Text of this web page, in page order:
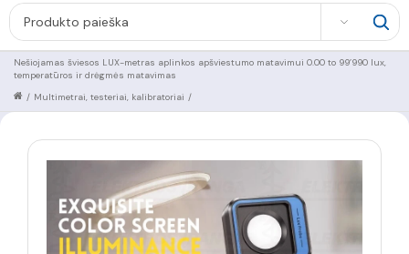
SEARCH
Nešiojamas šviesos LUX-metras aplinkos apšviestumo matavimui 0.00 to 99’990 lux,
temperatūros ir drėgmės matavimas
/
Multimetrai, testeriai, kalibratoriai
/